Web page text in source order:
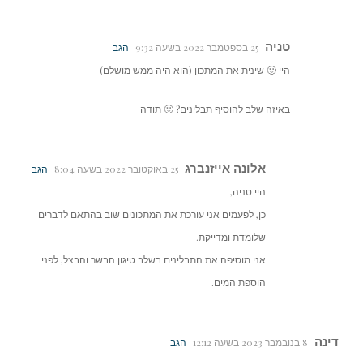
טניה 25 בספטמבר 2022 בשעה 9:32
הגב
היי 🙂 שינית את המתכון (הוא היה ממש מושלם)
באיזה שלב להוסיף תבלינים? 🙂 תודה
אלונה אייזנברג 25 באוקטובר 2022 בשעה 8:04
הגב
היי טניה,
כן, לפעמים אני עורכת את המתכונים שוב בהתאם לדברים
שלומדת ומדייקת.
אני מוסיפה את התבלינים בשלב טיגון הבשר והבצל, לפני
הוספת המים.
דינה 8 בנובמבר 2023 בשעה 12:12
הגב